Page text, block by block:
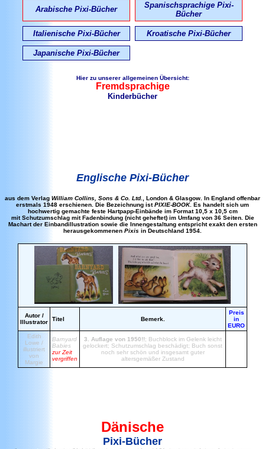
Arabische Pixi-Bücher
Spanischsprachige Pixi-
Bücher
Italienische Pixi-Bücher Kroatische Pixi-Bücher
Japanische Pixi-Bücher
Hier zu unserer allgemeinen Übersicht:
Fremdsprachige
Kinderbücher
Englische Pixi-Bücher
aus dem Verlag William Collins, Sons & Co. Ltd.
, London & Glasgow. In England offenbar
erstmals 1948 erschienen. Die Bezeichnung istPIXIE-BOOK. Es handelt sich um
hochwertig gemachte feste Hartpapp-Einbände im Format 10,5 x 10,5 cm
mit Schutzumschlag mit Fadenbindung (nicht geheftet) im Umfang von 36 Seiten. Die
Machart der Einbandillustration sowie die Innengestaltung entspricht exakt den ersten
herausgekommenen Pixis in Deutschland 1954.
Autor /
Illustrator
Titel Bemerk.
Preis
in
EURO
Edith
Lowe /
illustriert
von
Margie
Barnyard
Babies
zur Zeit
vergriffen
3. Auflage von 1950!!; Buchblock im Gelenk leicht
gelockert; Schutzumschlag beschädigt; Buch sonst
noch sehr schön und insgesamt guter
altersgemäßer Zustand
Dänische
Pixi-Bücher